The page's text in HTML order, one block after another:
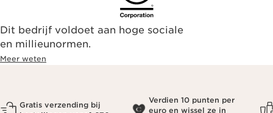
Dit bedrijf voldoet aan hoge sociale
en millieunormen.
Meer weten
Gratis verzending bij
Verdien 10 punten per
euro en wissel ze in